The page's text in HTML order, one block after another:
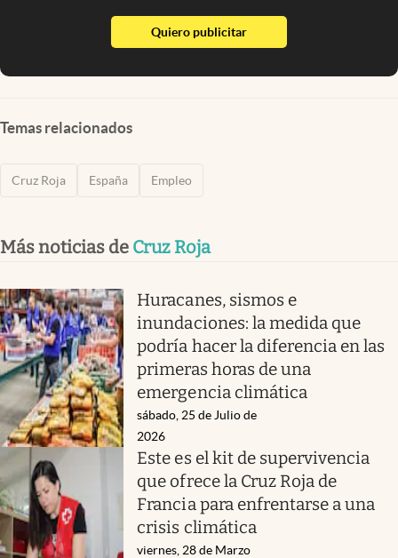
Quiero publicitarabre en nueva pestaña
Temas relacionados
Cruz Roja España Empleo
Más noticias de Cruz Roja
Huracanes, sismos e
inundaciones: la medida que
podría hacer la diferencia en las
primeras horas de una
emergencia climática
sábado, 25 de Julio de
2026
Este es el kit de supervivencia
que ofrece la Cruz Roja de
Francia para enfrentarse a una
crisis climática
viernes, 28 de Marzo